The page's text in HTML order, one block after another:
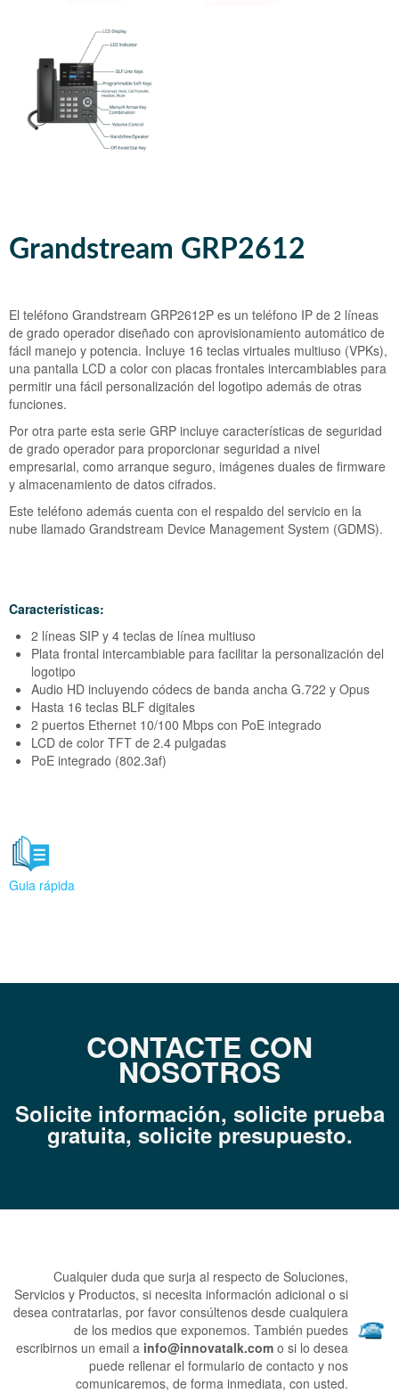
Grandstream IP GRP 2616
Grandstream IP GRP 2615
Grandstream IP GRP 2614
Grandstream IP GRP 2613
Grandstream IP GRP 2603
Grandstream IP GXP 2140
Grandstream IP GXP 2160
Grandstream IP GXP 2170
Grandstream Teclado Expansión GXP 2000
Grandstream Teclado Expansión GXP 2200
Grandstream Teclado Expansión GBX20
Polycom SS IP 6000
Polycom SS IP 7000
Auricular Addcom ADD-880
Grandstream GRP2612
El teléfono Grandstream GRP2612P es un teléfono IP de 2 líneas
de grado operador diseñado con aprovisionamiento automático de
fácil manejo y potencia. Incluye 16 teclas virtuales multiuso (VPKs),
una pantalla LCD a color con placas frontales intercambiables para
permitir una fácil personalización del logotipo además de otras
funciones.
Por otra parte esta serie GRP incluye características de seguridad
de grado operador para proporcionar seguridad a nivel
empresarial, como arranque seguro, imágenes duales de firmware
y almacenamiento de datos cifrados.
Este teléfono además cuenta con el respaldo del servicio en la
nube llamado Grandstream Device Management System (GDMS).
Características:
2 líneas SIP y 4 teclas de línea multiuso
Plata frontal intercambiable para facilitar la personalización del
logotipo
Audio HD incluyendo códecs de banda ancha G.722 y Opus
Hasta 16 teclas BLF digitales
2 puertos Ethernet 10/100 Mbps con PoE integrado
LCD de color TFT de 2.4 pulgadas
PoE integrado (802.3af)
Guia rápida
CONTACTE CON
NOSOTROS
Solicite información, solicite prueba
gratuita, solicite presupuesto.
Cualquier duda que surja al respecto de Soluciones,
Servicios y Productos, si necesita información adicional o si
desea contratarlas, por favor consúltenos desde cualquiera
de los medios que exponemos. También puedes
escribirnos un email a info@innovatalk.com o si lo desea
puede rellenar el formulario de contacto y nos
comunicaremos, de forma inmediata, con usted.